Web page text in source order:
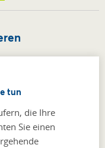
tun
die Ihre
Sie einen